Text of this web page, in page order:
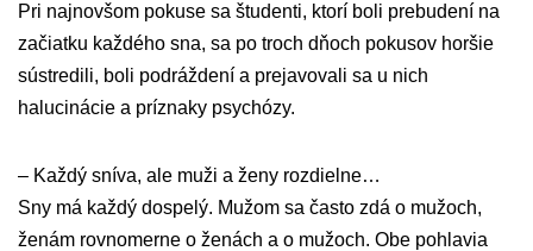
Pri najnovšom pokuse sa študenti, ktorí boli prebudení na
začiatku každého sna, sa po troch dňoch pokusov horšie
sústredili, boli podráždení a prejavovali sa u nich
halucinácie a príznaky psychózy.
– Každý sníva, ale muži a ženy rozdielne…
Sny má každý dospelý. Mužom sa často zdá o mužoch,
ženám rovnomerne o ženách a o mužoch. Obe pohlavia